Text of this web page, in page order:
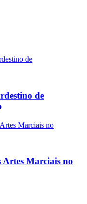
de
Artes Marciais no